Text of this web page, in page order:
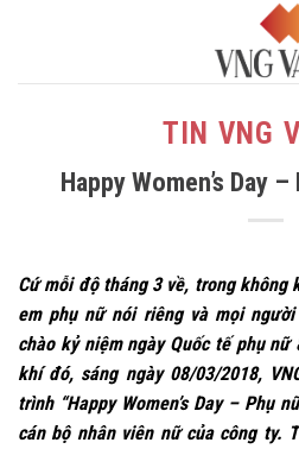
TIN VNG
Happy Women’s Day
Cứ mỗi độ tháng 3 về, trong không
em phụ nữ nói riêng và mọi
chào kỷ niệm ngày Quốc tế phụ
khí đó, sáng ngày 08/03/2018,
trình “Happy Women’s Day – Phụ
cán bộ nhân viên nữ của công ty.